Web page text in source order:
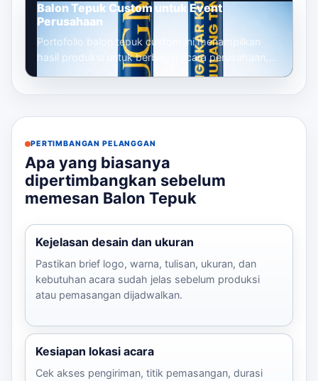
Balon Tepuk Custom untuk Event
Perusahaan
Portofolio balon tepuk custom ini menampilkan
hasil produksi untuk berbagai acara perusahaan,
mulai dari gathering, seminar, launc...
PERTIMBANGAN PELANGGAN
Apa yang biasanya
dipertimbangkan sebelum
memesan Balon Tepuk
Kejelasan desain dan ukuran
Pastikan brief logo, warna, tulisan, ukuran, dan
kebutuhan acara sudah jelas sebelum produksi
atau pemasangan dijadwalkan.
Kesiapan lokasi acara
Cek akses pengiriman, titik pemasangan, durasi